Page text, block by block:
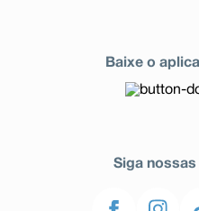
Baixe o
Siga